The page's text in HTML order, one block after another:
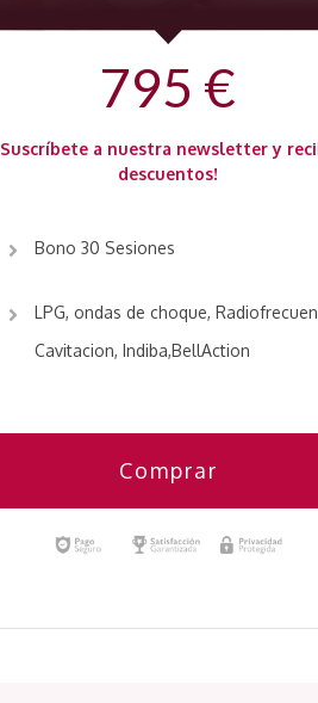
795 €
Suscríbete a nuestra newsletter y
descuentos!
Bono 30 Sesiones
LPG, ondas de choque,
Cavitacion, Indiba,BellAction
Comprar